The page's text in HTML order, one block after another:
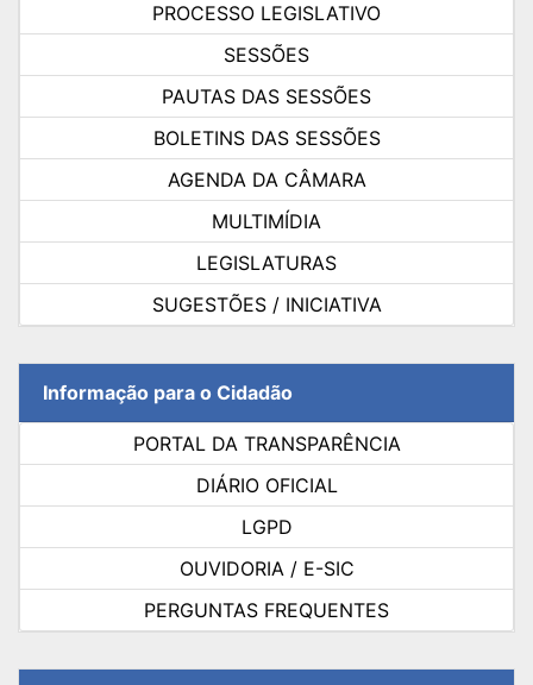
PROCESSO LEGISLATIVO
SESSÕES
PAUTAS DAS SESSÕES
BOLETINS DAS SESSÕES
AGENDA DA CÂMARA
MULTIMÍDIA
LEGISLATURAS
SUGESTÕES / INICIATIVA
Informação para o Cidadão
PORTAL DA TRANSPARÊNCIA
DIÁRIO OFICIAL
LGPD
OUVIDORIA / E-SIC
PERGUNTAS FREQUENTES